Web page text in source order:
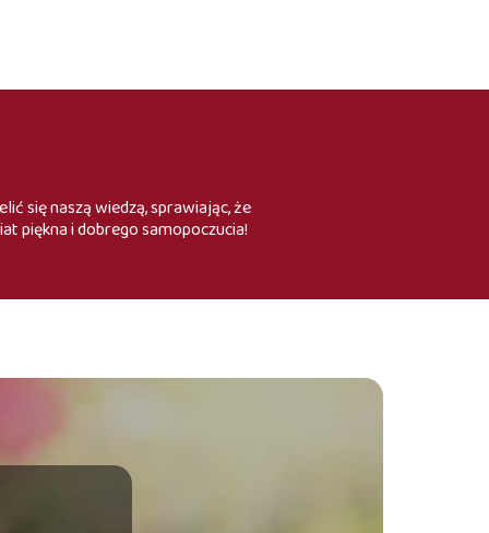
się naszą wiedzą, sprawiając, że
piękna i dobrego samopoczucia!